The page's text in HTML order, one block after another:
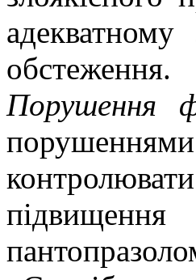
адекватному
обстеження.
Порушення
підвищення